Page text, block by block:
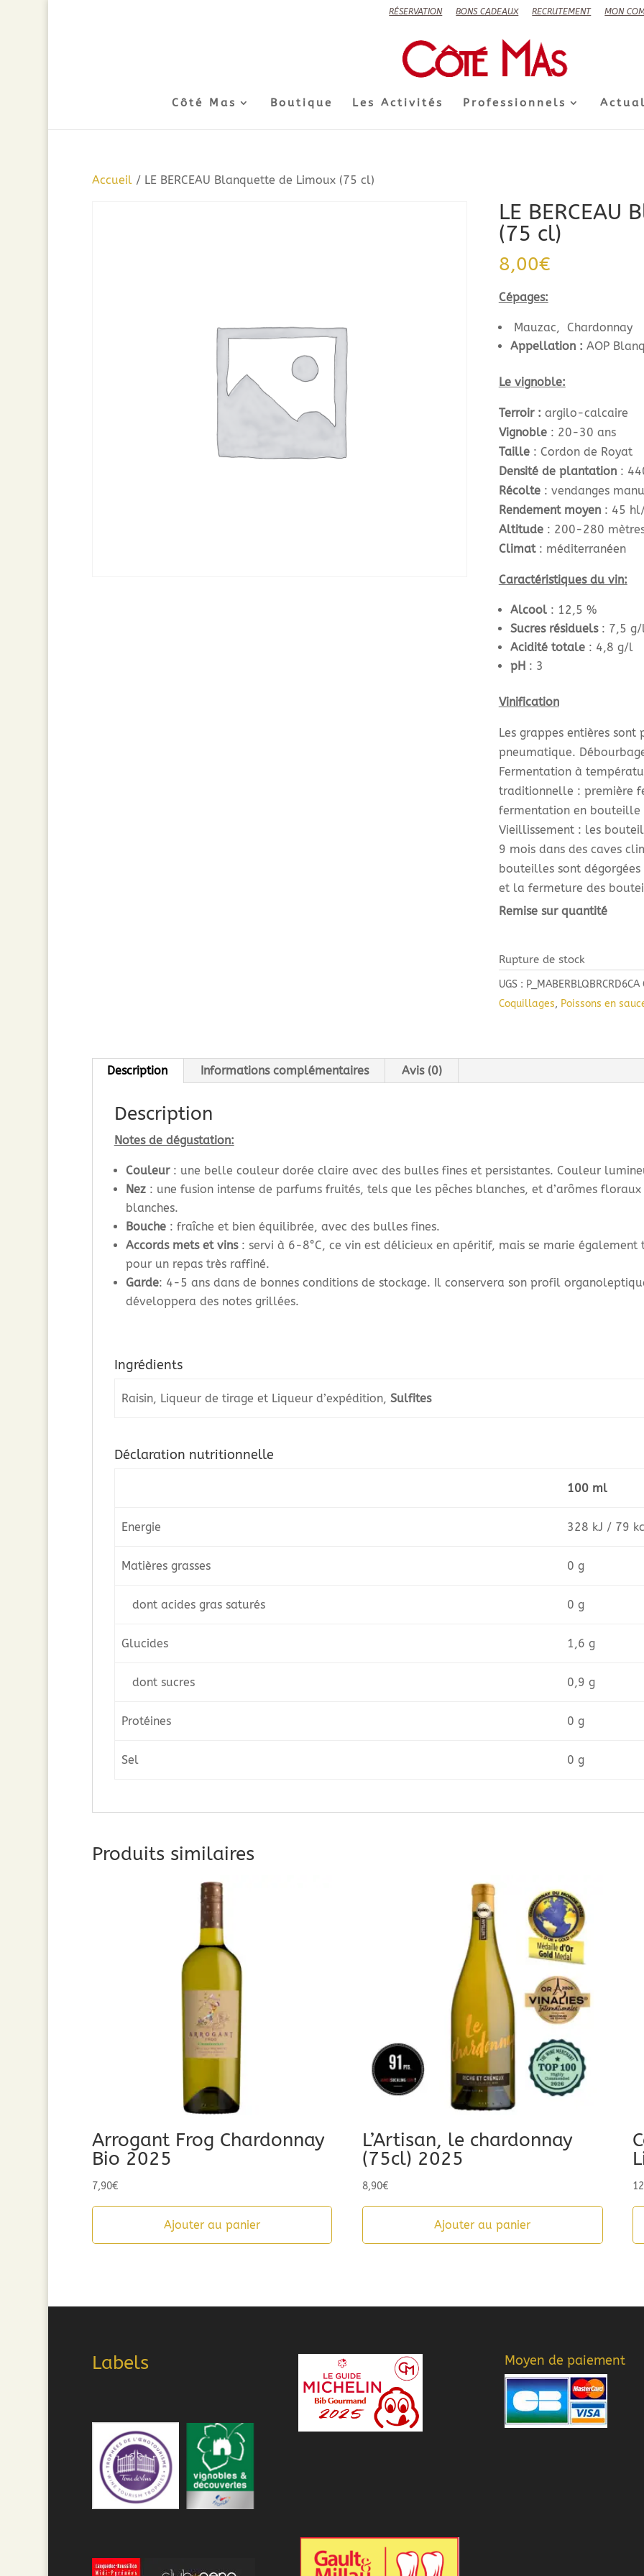
RÉSERVATION BONS CADEAUX RECRUTEMENT MON
Côté Mas Boutique Les Activités Professionnels
Accueil/ LE BERCEAU Blanquette de Limoux (75 cl)
LE
(75 cl)
8,00€
Cépages:
Mauzac, Chardonnay
Appellation : AOP
Le vignoble:
Terroir : argilo-calcaire
Vignoble: 20-30 ans
Taille: Cordon de Royat
Densité de plantation:
Récolte: vendanges
Rendement moyen: 45
Altitude: 200-280
Climat: méditerranéen
Caractéristiques du vin:
Alcool: 12,5 %
Sucres résiduels: 7,5
Acidité totale: 4,8 g/l
pH: 3
Vinification
Les grappes entières sont
pneumatique.
Fermentation à
traditionnelle : première
fermentation en bouteille
Vieillissement : les
9 mois dans des caves
bouteilles sont
et la fermeture des
Remise sur quantité
Rupture de stock
UGS : P_MABERBLQBRCRD6CA
Coquillages, Poissons en
Description Informations complémentaires Avis (0)
Description
Notes de dégustation:
Couleur: une belle couleur dorée claire avec des bulles fines et persistantes. Couleur
Nez: une fusion intense de parfums fruités, tels que les pêches blanches, et d’arômes
blanches.
Bouche: fraîche et bien équilibrée, avec des bulles fines.
Accords mets et vins: servi à 6-8°C, ce vin est délicieux en apéritif, mais se marie également
pour un repas très raffiné.
Garde: 4-5 ans dans de bonnes conditions de stockage. Il conservera son profil
développera des notes grillées.
Ingrédients
Raisin, Liqueur de tirage et Liqueur d’expédition,Sulfites
Déclaration nutritionnelle
100 ml
Energie 328 kJ / 79
Matières grasses 0 g
dont acides gras saturés 0 g
Glucides 1,6 g
dont sucres 0,9 g
Protéines 0 g
Sel 0 g
Produits similaires
Arrogant Frog Chardonnay
Bio 2025
7,90€
Ajouter au panier
L’Artisan, le chardonnay
(75cl) 2025
8,90€
Ajouter au panier
Labels Moyen de paiement